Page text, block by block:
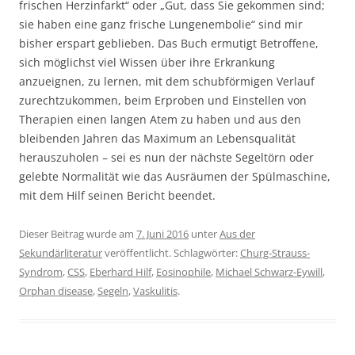
frischen Herzinfarkt“ oder „Gut, dass Sie gekommen sind;
sie haben eine ganz frische Lungenembolie“ sind mir
bisher erspart geblieben. Das Buch ermutigt Betroffene,
sich möglichst viel Wissen über ihre Erkrankung
anzueignen, zu lernen, mit dem schubförmigen Verlauf
zurechtzukommen, beim Erproben und Einstellen von
Therapien einen langen Atem zu haben und aus den
bleibenden Jahren das Maximum an Lebensqualität
herauszuholen – sei es nun der nächste Segeltörn oder
gelebte Normalität wie das Ausräumen der Spülmaschine,
mit dem Hilf seinen Bericht beendet.
Dieser Beitrag wurde am 7. Juni 2016 unterAus der
Sekundärliteraturveröffentlicht. Schlagwörter:Churg-Strauss-
Syndrom,CSS, Eberhard Hilf, Eosinophile, Michael Schwarz-Eywill,
Orphan disease,Segeln,Vaskulitis.